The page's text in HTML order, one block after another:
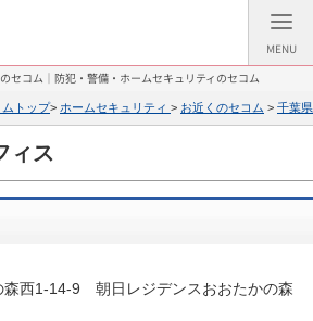
セコム｜防犯・警備・ホームセキュリティのセコム
MENU
トップ> ホームセキュリティ > お近くのセコム > 千葉
ィス
森西1-14-9 朝日レジデンスおおたかの森